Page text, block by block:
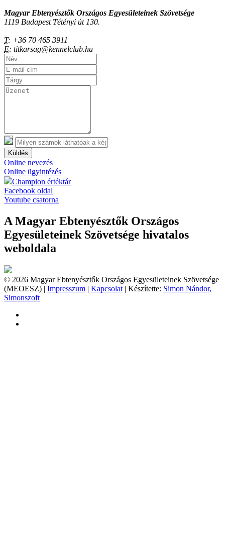
Magyar Ebtenyésztők Országos Egyesületeinek Szövetsége
1119 Budapest Tétényi út 130.
T: +36 70 465 3911
E: titkarsag@kennelclub.hu
Küldés
Online nevezés
Online ügyintézés
Champion értéktár
Facebook oldal
Youtube csatorna
A Magyar Ebtenyésztők Országos
Egyesületeinek Szövetsége hivatalos
weboldala
© 2026 Magyar Ebtenyésztők Országos Egyesületeinek Szövetsége
(MEOESZ) | Impresszum | Kapcsolat | Készítette: Simon Nándor,
Simonszoft